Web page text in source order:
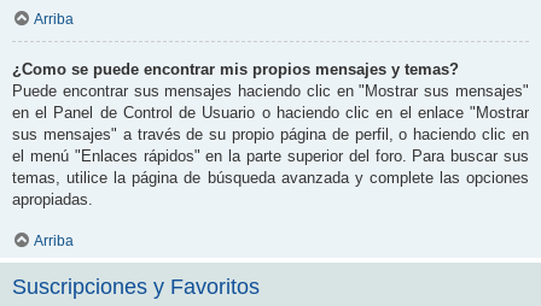
Arriba
¿Como se puede encontrar mis propios mensajes y temas?
Puede encontrar sus mensajes haciendo clic en "Mostrar sus mensajes"
en el Panel de Control de Usuario o haciendo clic en el enlace "Mostrar
sus mensajes" a través de su propio página de perfil, o haciendo clic en
el menú "Enlaces rápidos" en la parte superior del foro. Para buscar sus
temas, utilice la página de búsqueda avanzada y complete las opciones
apropiadas.
Arriba
Suscripciones y Favoritos